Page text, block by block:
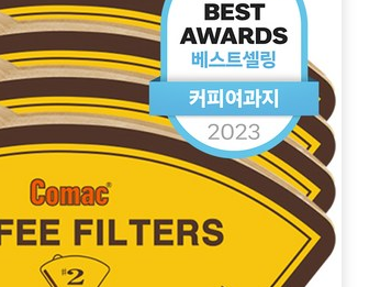
지
#2:
향
한
커
를
위